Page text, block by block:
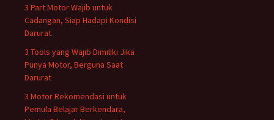
3 Part Motor Wajib untuk
Cadangan, Siap Hadapi Kondisi
Darurat
3 Tools yang Wajib Dimiliki Jika
Punya Motor, Berguna Saat
Darurat
3 Motor Rekomendasi untuk
Pemula Belajar Berkendara,